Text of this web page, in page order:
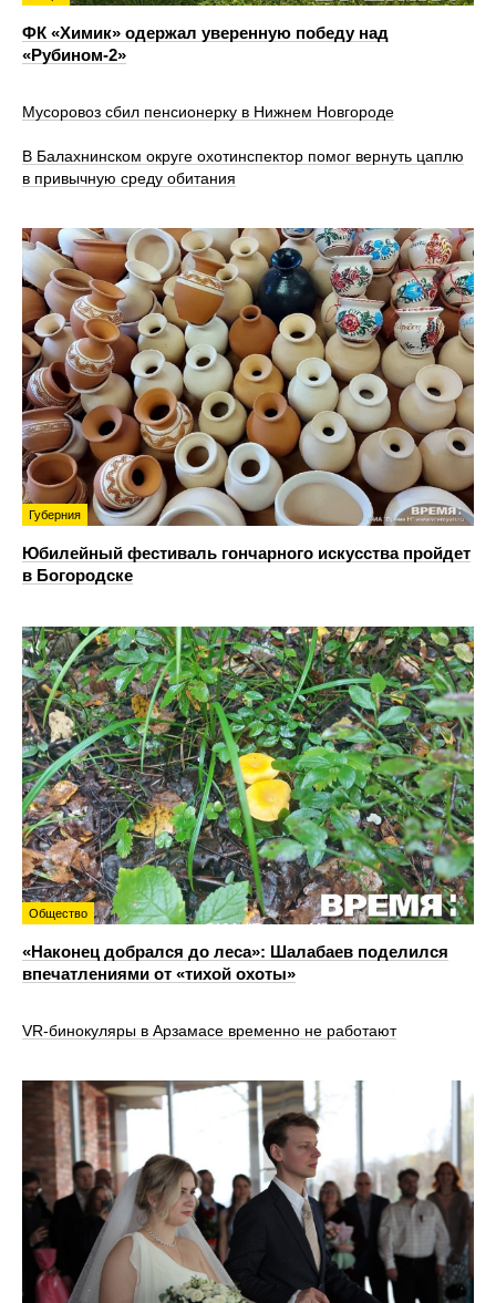
ФК «Химик» одержал уверенную победу над
«Рубином‑2»
Мусоровоз сбил пенсионерку в Нижнем Новгороде
В Балахнинском округе охотинспектор помог вернуть цаплю
в привычную среду обитания
Губерния
Юбилейный фестиваль гончарного искусства пройдет
в Богородске
Общество
«Наконец добрался до леса»: Шалабаев поделился
впечатлениями от «тихой охоты»
VR‑бинокуляры в Арзамасе временно не работают